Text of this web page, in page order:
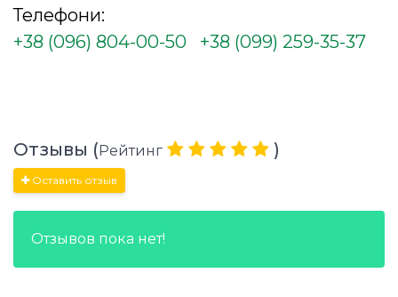
Телефони:
+38 (096) 804-00-50
+38 (099) 259-35-37
Отзывы (Рейтинг )
Оставить отзыв
Отзывов пока нет!